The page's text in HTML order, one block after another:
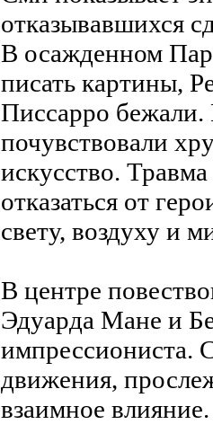
отказывавшихся
В осажденном
писать картины,
Писсарро бежали.
почувствовали
искусство.
отказаться от
свету, воздуху и
В центре
Эдуарда Мане и
импрессиониста.
движения,
взаимное влияние.